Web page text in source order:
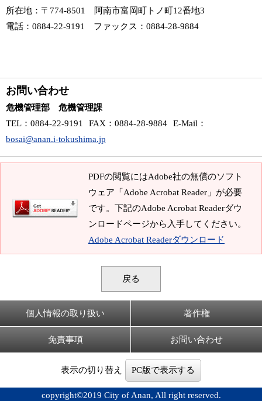
所在地：〒774-8501 阿南市富岡町トノ町12番地3
電話：0884-22-9191 ファックス：0884-28-9884
お問い合わせ
危機管理部 危機管理課
TEL ：0884-22-9191 FAX ：0884-28-9884 E-Mail ：
bosai@anan.i-tokushima.jp
PDFの閲覧にはAdobe社の無償のソフト
ウェア「Adobe Acrobat Reader」が必要
です。下記のAdobe Acrobat Readerダウ
ンロードページから入手してください。
Adobe Acrobat Readerダウンロード
戻る
個人情報の取り扱い 著作権
免責事項 お問い合わせ
表示の切り替え PC版で表示する
copyright©2019 City of Anan, All right reserved.